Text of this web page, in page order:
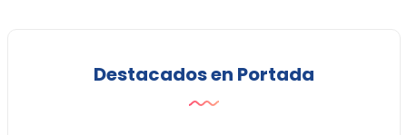
Destacados en Portada